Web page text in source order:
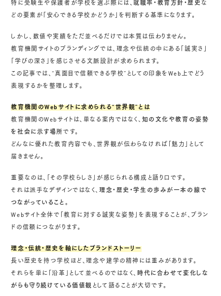
特に受験生や保護者が学校を選ぶ際には、就職率・教育方針・歴史 な
どの要素が「安心できる学校かどうか」を判断する基準になります。
しかし、数値や実績をただ並べるだけでは本質は伝わりません。
教育機関サイトのブランディングでは、理念や伝統の中にある「誠実さ」
「学びの深さ」を感じさせる文脈設計が求められます。
この記事では、“真面目で信頼できる学校”としての印象をWeb上でどう
表現するかを整理します。
教育機関のWebサイトに求められる“世界観”とは
教育機関のWebサイトは、単なる案内ではなく、 知の文化や教育の姿勢
を社会に示す場所です。
どんなに優れた教育内容でも、世界観が伝わらなければ「魅力」として
届きません。
重要なのは、「その学校らしさ」が感じられる構成と語り口です。
それは派手なデザインではなく、 理念・歴史・学生の歩みが一本の線で
つながっていること 。
Webサイト全体で「教育に対する誠実な姿勢」を表現することが、ブラン
ドの信頼につながります。
理念・伝統・歴史を軸にしたブランドストーリー
長い歴史を持つ学校ほど、理念や建学の精神には重みがあります。
それらを単に「沿革」として並べるのではなく、 時代に合わせて変化しな
がらも守り続けている価値観 として語ることが大切です。